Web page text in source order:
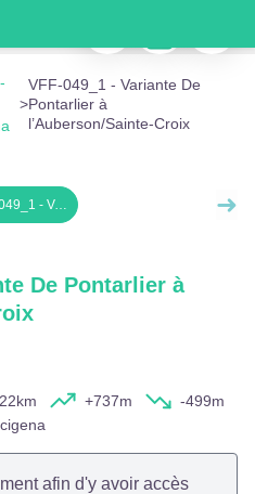
à l’Auberson/Sainte-Croix
Voir l'image en plein écran
>
VFF-049_1 - Variante De
Pontarlier à
l’Auberson/Sainte-Croix
Pontarlier à l’Auberson/Sainte-Croix ➜
De Pontarlier à
22km +737m
-499m
afin d'y avoir accès